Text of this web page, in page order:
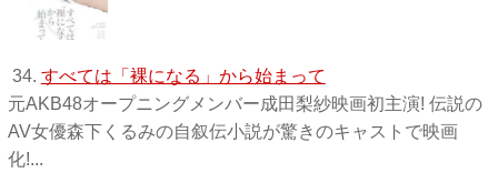
34. すべては「裸になる」から始まって
元AKB48オープニングメンバー成田梨紗映画初主演! 伝説の
AV女優森下くるみの自叙伝小説が驚きのキャストで映画
化!...